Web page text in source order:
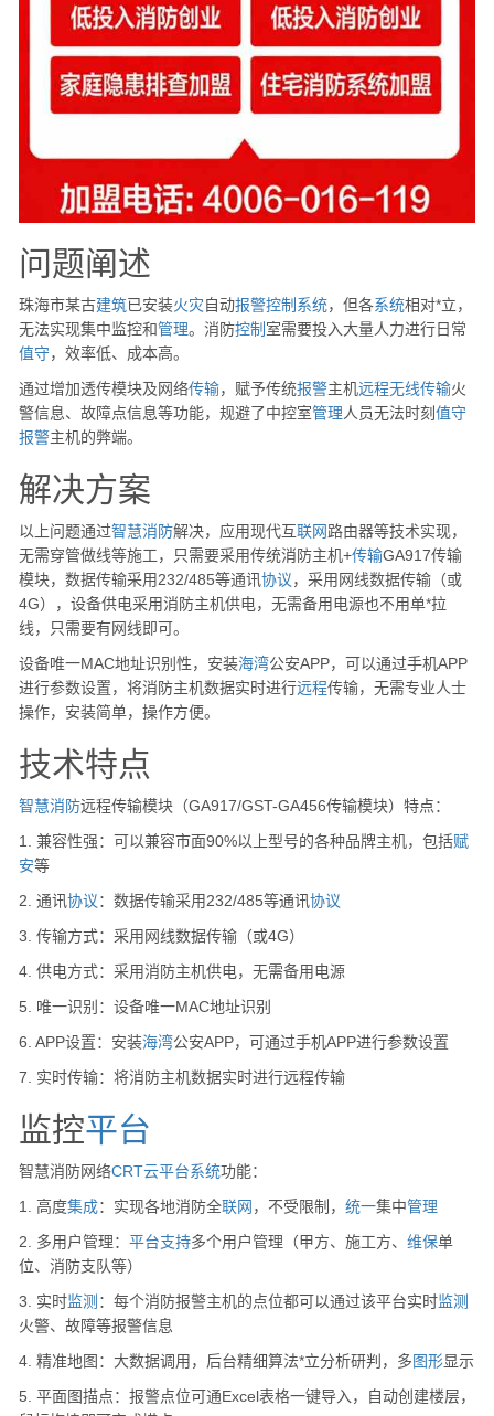
问题阐述
珠海市某古建筑已安装火灾自动报警控制 系统，但各系统相对*立，
无法实现集中监控和管理。消防控制 室需要投入大量人力进行日常
值守，效率低、成本高。
通过增加透传模块及网络传输，赋予传统报警主机远程无线传输火
警信息、故障点信息等功能，规避了中控室管理人员无法时刻值守
报警主机的弊端。
解决方案
以上问题通过智慧消防解决，应用现代互联网路由器等技术实现，
无需穿管做线等施工，只需要采用传统消防主机+传输GA917传输
模块，数据传输采用232/485等通讯协议，采用网线数据传输（或
4G），设备供电采用消防主机供电，无需备用电源也不用单*拉
线，只需要有网线即可。
设备唯一MAC地址识别性，安装海湾公安APP，可以通过手机APP
进行参数设置，将消防主机数据实时进行远程传输，无需专业人士
操作，安装简单，操作方便。
技术特点
智慧消防远程传输模块（GA917/GST-GA456传输模块）特点：
1. 兼容性强：可以兼容市面90%以上型号的各种品牌主机，包括赋
安等
2. 通讯协议：数据传输采用232/485等通讯协议
3. 传输方式：采用网线数据传输（或4G）
4. 供电方式：采用消防主机供电，无需备用电源
5. 唯一识别：设备唯一MAC地址识别
6. APP设置：安装海湾公安APP，可通过手机APP进行参数设置
7. 实时传输：将消防主机数据实时进行远程传输
监控平台
智慧消防网络CRT云平台系统功能：
1. 高度集成：实现各地消防全联网 ，不受限制， 统一集中管理
2. 多用户管理： 平台支持多个用户管理（甲方、施工方、 维保单
位、消防支队等）
3. 实时监测 ：每个消防报警主机的点位都可以通过该平台实时监测
火警、故障等报警信息
4. 精准地图：大数据调用，后台精细算法*立分析研判，多图形显示
5. 平面图描点：报警点位可通Excel表格一键导入，自动创建楼层，